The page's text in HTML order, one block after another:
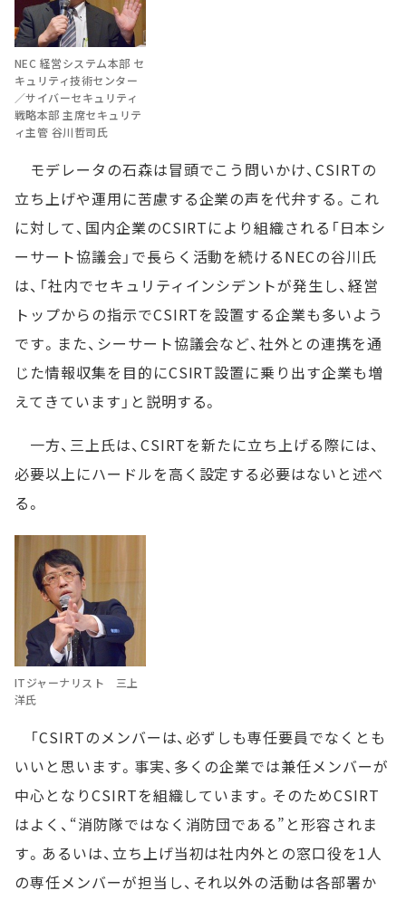
NEC 経営システム本部 セ
キュリティ技術センター
／サイバーセキュリティ
戦略本部 主席セキュリテ
ィ主管 谷川哲司氏
モデレータの石森は冒頭でこう問いかけ、CSIRTの
立ち上げや運用に苦慮する企業の声を代弁する。これ
に対して、国内企業のCSIRTにより組織される「日本シ
ーサート協議会」で長らく活動を続けるNECの谷川氏
は、「社内でセキュリティインシデントが発生し、経営
トップからの指示でCSIRTを設置する企業も多いよう
です。また、シーサート協議会など、社外との連携を通
じた情報収集を目的にCSIRT設置に乗り出す企業も増
えてきています」と説明する。
一方、三上氏は、CSIRTを新たに立ち上げる際には、
必要以上にハードルを高く設定する必要はないと述べ
る。
ITジャーナリスト 三上
洋氏
「CSIRTのメンバーは、必ずしも専任要員でなくとも
いいと思います。事実、多くの企業では兼任メンバーが
中心となりCSIRTを組織しています。そのためCSIRT
はよく、“消防隊ではなく消防団である”と形容されま
す。あるいは、立ち上げ当初は社内外との窓口役を1人
の専任メンバーが担当し、それ以外の活動は各部署か